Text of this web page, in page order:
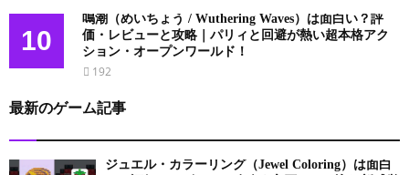
10
鳴潮（めいちょう / Wuthering Waves）は面白い？評
価・レビューと攻略｜パリィと回避が熱い超本格アク
ション・オープンワールド！
192
最新のゲーム記事
ジュエル・カラーリング（Jewel Coloring）は面白